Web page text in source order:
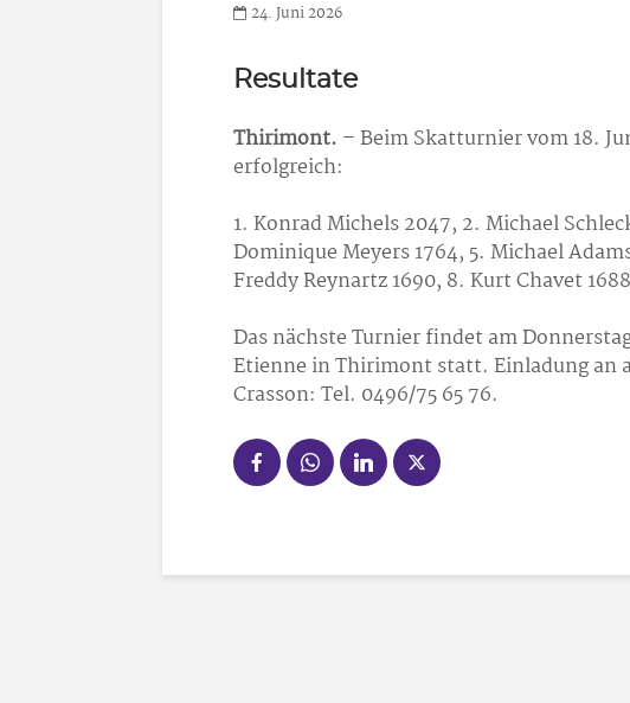
24. Juni 2026
Resultate
Thirimont. – Beim Skatturnier vom 18.
erfolgreich:
1. Konrad Michels 2047, 2. Michael
Dominique Meyers 1764, 5. Michael
Freddy Reynartz 1690, 8. Kurt Chavet
Das nächste Turnier findet am
Etienne in Thirimont statt. Einladung an
Crasson: Tel. 0496/75 65 76.